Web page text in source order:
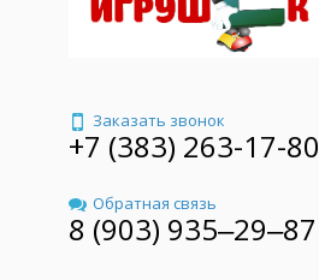
Заказать звонок
+7 (383) 263-17-80
Обратная связь
8 (903) 935‒29‒87